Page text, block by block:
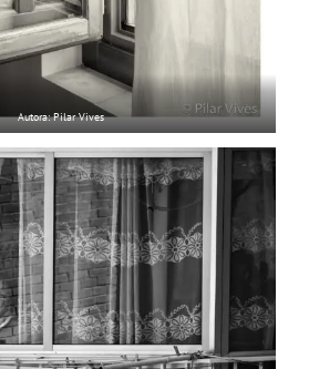
Autora: Pilar Vives